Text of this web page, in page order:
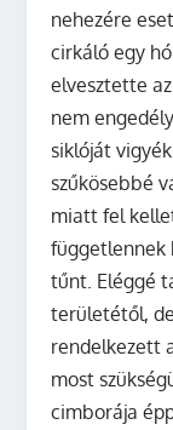
nehezére
cirkáló egy
elvesztette
nem
siklóját
szűkösebbé
miatt fel
függetlennek
tűnt. Eléggé
területétől,
rendelkezett
most
cimborája